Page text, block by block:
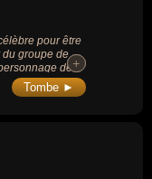
pour être
groupe de
de
son
flamboyant.
+
+
Tombe ►